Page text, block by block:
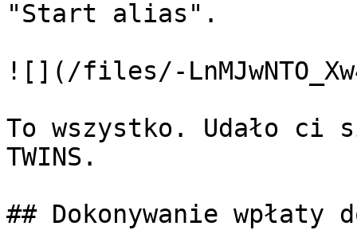
"Start alias".
![](/files/-
To wszystko. Udało ci
TWINS.
## Dokonywanie wpłaty